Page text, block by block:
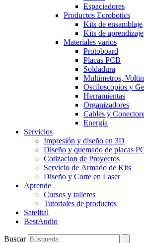
Espaciadores
Productos Ecrobotics
Kits de ensamblaje
Kits de aprendizaje
Materiales varios
Protoboard
Placas PCB
Soldadura
Multimetros,
Osciloscopios y
Herramientas
Organizadores
Cables y
Energía
Servicios
Impresión y diseño en 3D
Diseño y quemado de placas
Cotizacion de Proyectos
Servicio de Armado de Kits
Diseño y Corte en Laser
Aprende
Cursos y talleres
Tutoriales de productos
Satelital
BestAudio
Buscar